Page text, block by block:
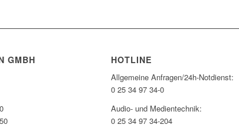
GMBH HOTLINE
Allgemeine Anfragen/24h-Notdienst:
0 25 34 97 34-0
Audio- und Medientechnik:
0 25 34 97 34-204